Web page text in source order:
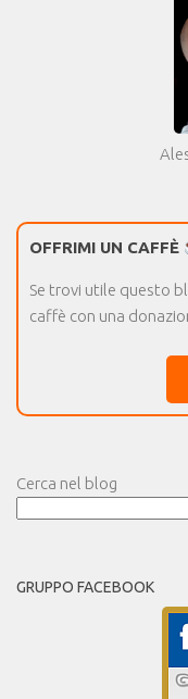
OFFRIMI UN CAFFÈ
Se trovi utile questo
caffè con una
Cerca nel blog
GRUPPO FACEBOOK